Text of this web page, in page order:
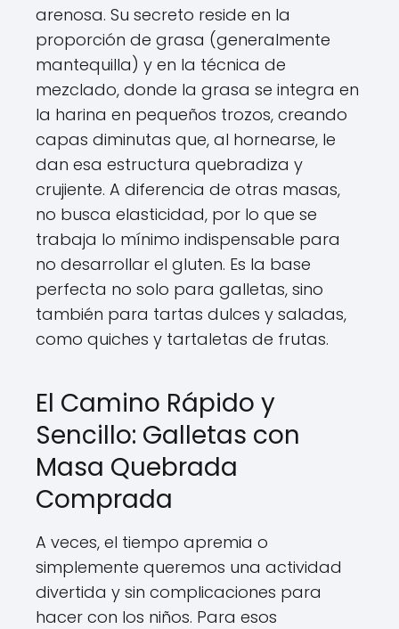
arenosa. Su secreto reside en la
proporción de grasa (generalmente
mantequilla) y en la técnica de
mezclado, donde la grasa se integra en
la harina en pequeños trozos, creando
capas diminutas que, al hornearse, le
dan esa estructura quebradiza y
crujiente. A diferencia de otras masas,
no busca elasticidad, por lo que se
trabaja lo mínimo indispensable para
no desarrollar el gluten. Es la base
perfecta no solo para galletas, sino
también para tartas dulces y saladas,
como quiches y tartaletas de frutas.
El Camino Rápido y
Sencillo: Galletas con
Masa Quebrada
Comprada
A veces, el tiempo apremia o
simplemente queremos una actividad
divertida y sin complicaciones para
hacer con los niños. Para esos